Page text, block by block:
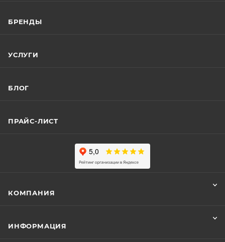
БРЕНДЫ
УСЛУГИ
БЛОГ
ПРАЙС-ЛИСТ
КОМПАНИЯ
ИНФОРМАЦИЯ